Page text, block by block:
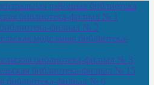
районная библиотека
библиотека-филиал № 1
библиотека-филиал № 2
модельная библиотека-
библиотека-филиал № 3
библиотека-филиал № 15
библиотека-филиал № 6